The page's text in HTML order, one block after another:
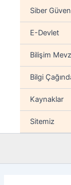
Siber
E-Devlet
Bilişim
Bilgi
Kaynaklar
Sitemiz